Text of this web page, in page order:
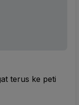
terus ke peti